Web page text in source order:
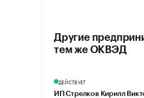
Другие
тем же ОКВЭД
ДЕЙСТВУЕТ
ИП Стрелков Кирилл